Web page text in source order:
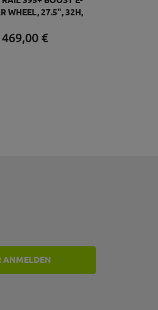
WHEEL, 27.5", 32H,
469,00 €
ANMELDEN